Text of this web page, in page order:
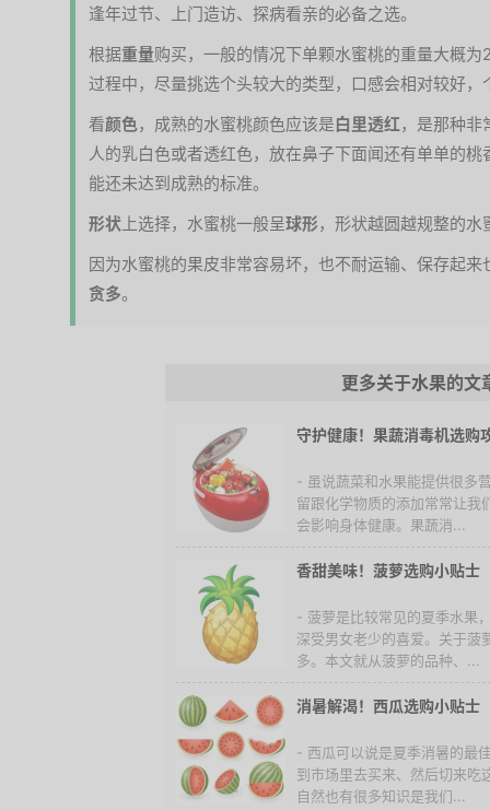
逢年过节、上门造访、探病看亲的必备之选。
根据重量购买，一般的情况下单颗水蜜桃的重量大概
过程中，尽量挑选个头较大的类型，口感会相对较好
看颜色，成熟的水蜜桃颜色应该是白里透红，是那种非
人的乳白色或者透红色，放在鼻子下面闻还有单单的
能还未达到成熟的标准。
形状 上选择，水蜜桃一般呈球形，形状越圆越规整的
因为水蜜桃的果皮非常容易坏，也不耐运输、保存起来
贪多。
更多关于水果的文
守护健康！果蔬消毒机选购
- 虽说蔬菜和水果能提供很多
留跟化学物质的添加常常让我
会影响身体健康。果蔬消...
香甜美味！菠萝选购小贴士
- 菠萝是比较常见的夏季水果
深受男女老少的喜爱。关于菠
多。本文就从菠萝的品种、...
消暑解渴！西瓜选购小贴士
- 西瓜可以说是夏季消暑的最
到市场里去买来、然后切来吃
自然也有很多知识是我们...